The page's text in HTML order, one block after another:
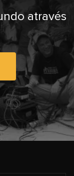
através